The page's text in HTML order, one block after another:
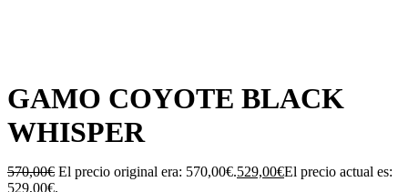
GAMO COYOTE BLACK
WHISPER
570,00€ El precio original era: 570,00€.529,00€El precio actual es:
529,00€.